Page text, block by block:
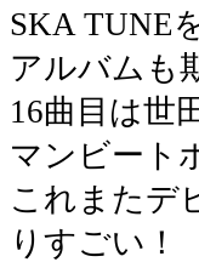
SKA TUNE
アルバムも
16曲目は世
マンビート
これまたデ
りすごい！